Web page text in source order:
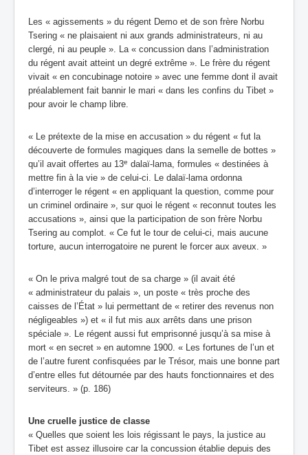
Les « agissements » du régent Demo et de son frère Norbu
Tsering « ne plaisaient ni aux grands administrateurs, ni au
clergé, ni au peuple ». La « concussion dans l’administration
du régent avait atteint un degré extrême ». Le frère du régent
vivait « en concubinage notoire » avec une femme dont il avait
préalablement fait bannir le mari « dans les confins du Tibet »
pour avoir le champ libre.
« Le prétexte de la mise en accusation » du régent « fut la
découverte de formules magiques dans la semelle de bottes »
qu’il avait offertes au 13e dalaï-lama, formules « destinées à
mettre fin à la vie » de celui-ci. Le dalaï-lama ordonna
d’interroger le régent « en appliquant la question, comme pour
un criminel ordinaire », sur quoi le régent « reconnut toutes les
accusations », ainsi que la participation de son frère Norbu
Tsering au complot. « Ce fut le tour de celui-ci, mais aucune
torture, aucun interrogatoire ne purent le forcer aux aveux. »
« On le priva malgré tout de sa charge » (il avait été
« administrateur du palais », un poste « très proche des
caisses de l’État » lui permettant de « retirer des revenus non
négligeables ») et « il fut mis aux arrêts dans une prison
spéciale ». Le régent aussi fut emprisonné jusqu’à sa mise à
mort « en secret » en automne 1900. « Les fortunes de l’un et
de l’autre furent confisquées par le Trésor, mais une bonne part
d’entre elles fut détournée par des hauts fonctionnaires et des
serviteurs. » (p. 186)
Une cruelle justice de classe
« Quelles que soient les lois régissant le pays, la justice au
Tibet est assez illusoire car la concussion établie depuis des